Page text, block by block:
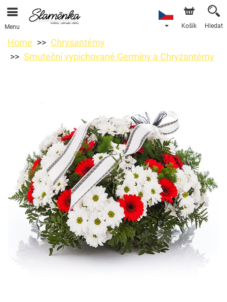
Menu Košík Hledat
Home
Chrysantémy
Smuteční vypichované Germíny a Chryzantémy